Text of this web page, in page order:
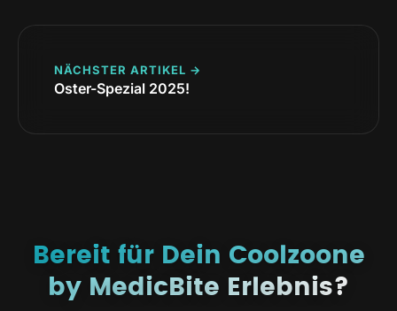
NÄCHSTER ARTIKEL →
Oster-Spezial 2025!
Bereit für Dein Coolzoone
by MedicBite Erlebnis?